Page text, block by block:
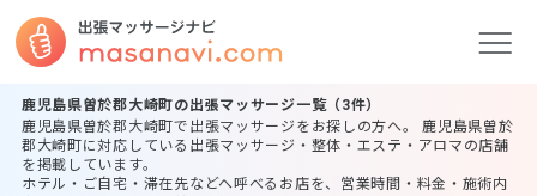
鹿児島県曽於郡大崎町の出張マッサージ一覧（3件）
鹿児島県曽於郡大崎町で出張マッサージをお探しの方へ。 鹿児島県曽於
郡大崎町に対応している出張マッサージ・整体・エステ・アロマの店舗
を掲載しています。
ホテル・ご自宅・滞在先などへ呼べるお店を、営業時間・料金・施術内